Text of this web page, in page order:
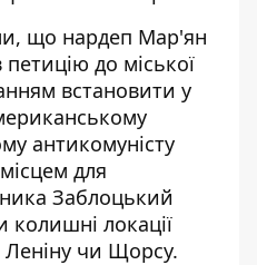
що нардеп Мар'ян
до міської
встановити у
антикомуністу
для
Заблоцький
колишні локації
Леніну чи Щорсу.